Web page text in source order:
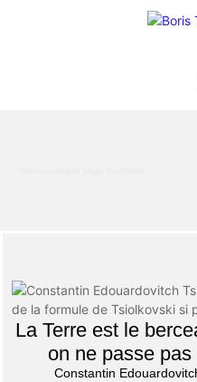
La Terre est le
on ne passe
Constantin